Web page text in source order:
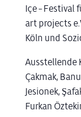
Içe – Festival
art projects
Köln und
Ausstellende
Çakmak,
Jesionek,
Furkan